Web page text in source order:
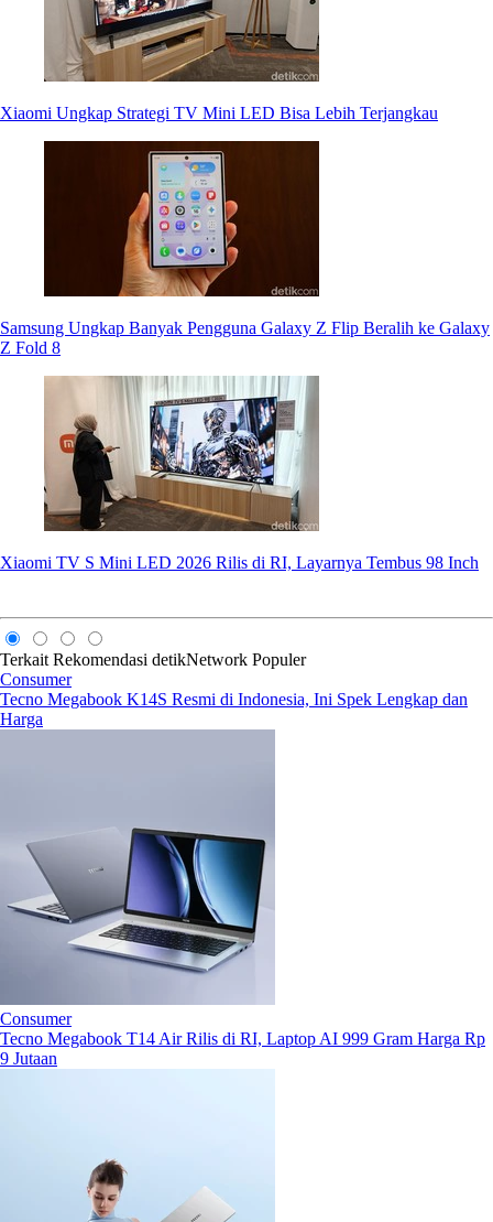
Xiaomi Ungkap Strategi TV Mini LED Bisa Lebih Terjangkau
Samsung Ungkap Banyak Pengguna Galaxy Z Flip Beralih ke Galaxy
Z Fold 8
Xiaomi TV S Mini LED 2026 Rilis di RI, Layarnya Tembus 98 Inch
Terkait Rekomendasi detikNetwork Populer
Consumer
Tecno Megabook K14S Resmi di Indonesia, Ini Spek Lengkap dan
Harga
Consumer
Tecno Megabook T14 Air Rilis di RI, Laptop AI 999 Gram Harga Rp
9 Jutaan